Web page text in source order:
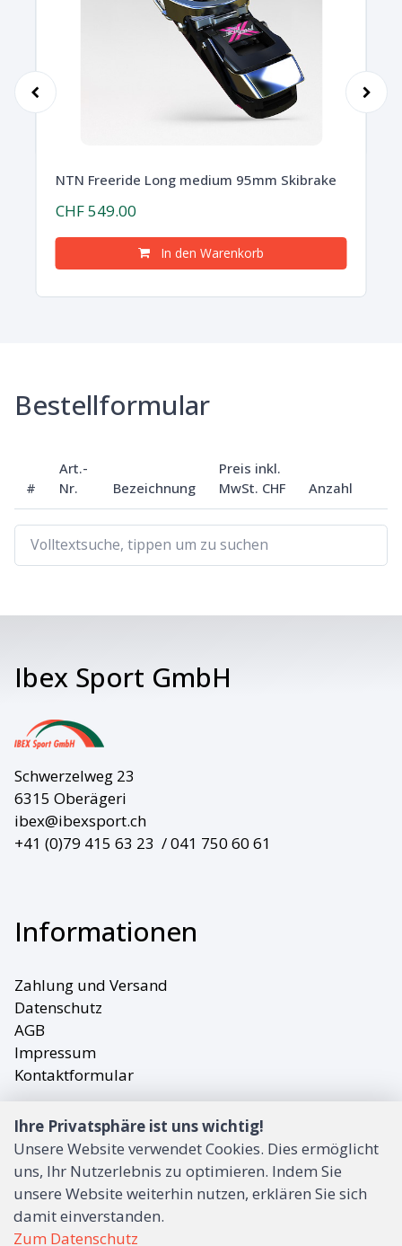
NTN Freeride Long medium 95mm Skibrake
CHF 549.00
In den Warenkorb
Bestellformular
#
Art.-
Nr.
Bezeichnung
Preis inkl.
MwSt. CHF
Anzahl
Ibex Sport GmbH
Schwerzelweg 23
6315 Oberägeri
ibex@ibexsport.ch
+41 (0)79 415 63 23 / 041 750 60 61
Informationen
Zahlung und Versand
Datenschutz
AGB
Impressum
Kontaktformular
Zahlungsmittel
Ihre Privatsphäre ist uns wichtig!
Unsere Website verwendet Cookies. Dies ermöglicht
uns, Ihr Nutzerlebnis zu optimieren. Indem Sie
unsere Website weiterhin nutzen, erklären Sie sich
damit einverstanden.
Zum Datenschutz